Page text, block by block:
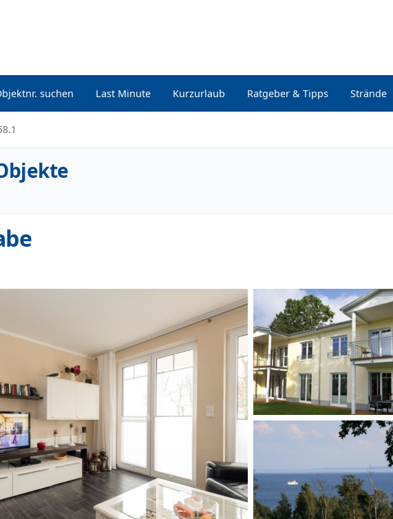
suchen Last Minute Kurzurlaub Ratgeber & Tipps Strände